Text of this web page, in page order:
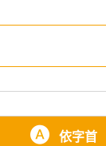
依字首